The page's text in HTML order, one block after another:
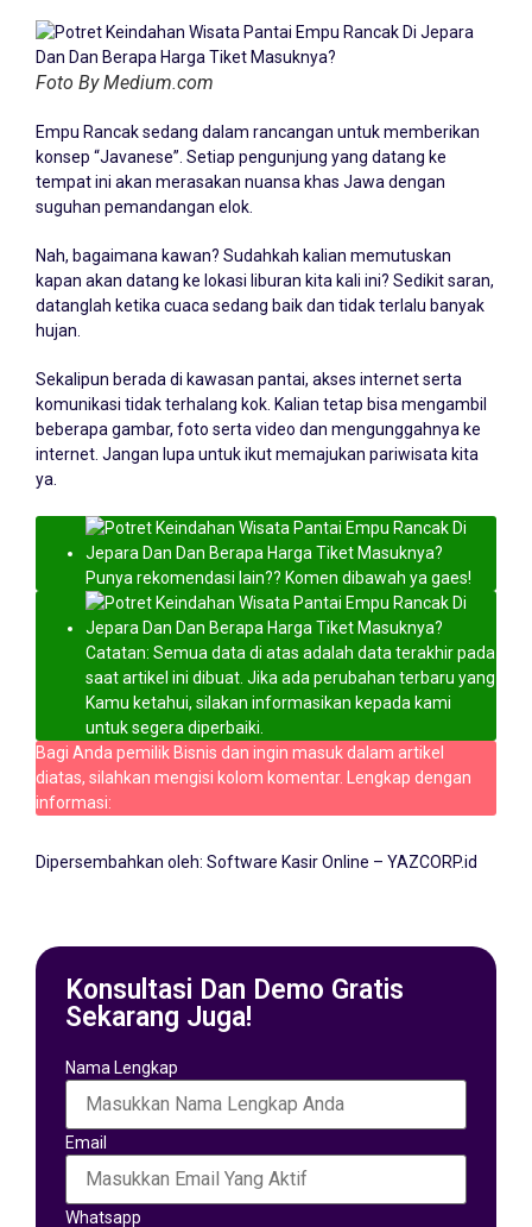
Foto By Medium.com
Empu Rancak sedang dalam rancangan untuk memberikan
konsep “Javanese”. Setiap pengunjung yang datang ke
tempat ini akan merasakan nuansa khas Jawa dengan
suguhan pemandangan elok.
Nah, bagaimana kawan? Sudahkah kalian memutuskan
kapan akan datang ke lokasi liburan kita kali ini? Sedikit saran,
datanglah ketika cuaca sedang baik dan tidak terlalu banyak
hujan.
Sekalipun berada di kawasan pantai, akses internet serta
komunikasi tidak terhalang kok. Kalian tetap bisa mengambil
beberapa gambar, foto serta video dan mengunggahnya ke
internet. Jangan lupa untuk ikut memajukan pariwisata kita
ya.
Punya rekomendasi lain?? Komen dibawah ya gaes!
Catatan: Semua data di atas adalah data terakhir pada
saat artikel ini dibuat. Jika ada perubahan terbaru yang
Kamu ketahui, silakan informasikan kepada kami
untuk segera diperbaiki.
Bagi Anda pemilik Bisnis dan ingin masuk dalam artikel
diatas, silahkan mengisi kolom komentar. Lengkap dengan
informasi:
Dipersembahkan oleh: Software Kasir Online – YAZCORP.id
Konsultasi Dan Demo Gratis
Sekarang Juga!
Nama Lengkap
Email
Whatsapp